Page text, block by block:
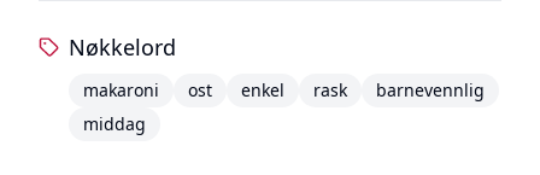
Nøkkelord
makaroni ost enkel rask
barnevennlig
middag